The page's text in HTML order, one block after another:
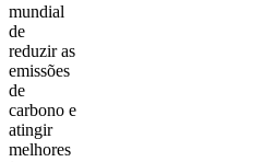
mundial
de
reduzir as
emissões
de
carbono e
atingir
melhores